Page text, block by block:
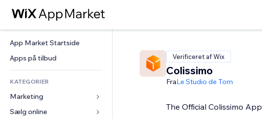
App Market Startside
Apps på tilbud
KATEGORIER
Marketing
Annoncer
Sælg online
Verificeret af Wix
Colissimo
FraLe Studio de Tom
The Official Colissimo App